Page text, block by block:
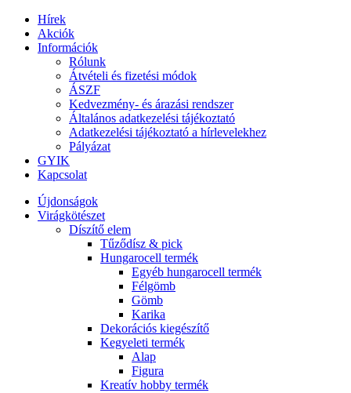
Hírek
Akciók
Információk
Rólunk
Átvételi és fizetési módok
ÁSZF
Kedvezmény- és árazási rendszer
Általános adatkezelési tájékoztató
Adatkezelési tájékoztató a hírlevelekhez
Pályázat
GYIK
Kapcsolat
Újdonságok
Virágkötészet
Díszítő elem
Tűződísz & pick
Hungarocell termék
Egyéb hungarocell termék
Félgömb
Gömb
Karika
Dekorációs kiegészítő
Kegyeleti termék
Alap
Figura
Kreatív hobby termék